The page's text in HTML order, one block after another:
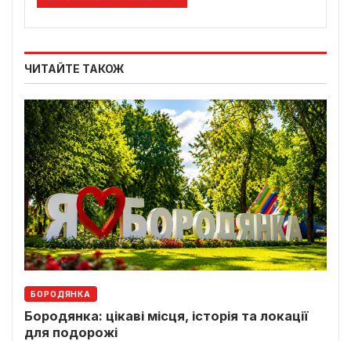
ЧИТАЙТЕ ТАКОЖ
БОРОДЯНКА
Бородянка: цікаві місця, історія та локації
для подорожі